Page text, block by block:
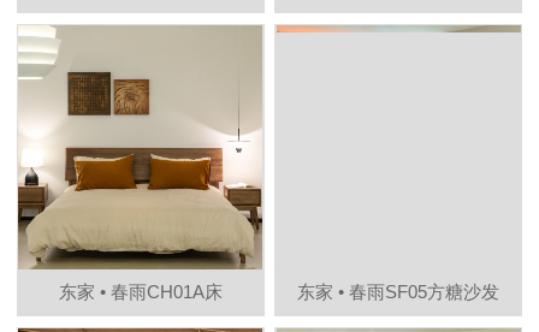
东家 • 春雨CH01A床 东家 • 春雨SF05方糖沙发